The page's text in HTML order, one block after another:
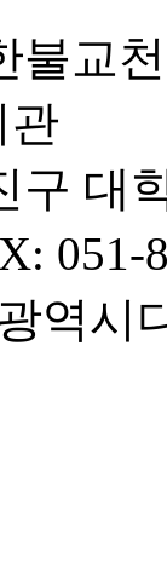
불교
관
구 대
051-
역시